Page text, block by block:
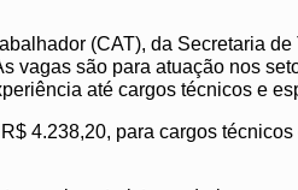
(CAT), da Secretaria
vagas são para atuação nos
até cargos técnicos e
4.238,20, para cargos